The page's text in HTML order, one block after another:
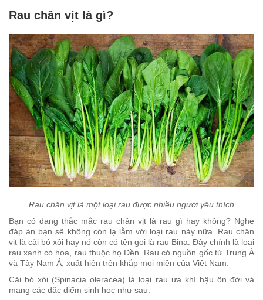
Rau chân vịt là gì?
Rau chân vịt là một loại rau được nhiều người yêu thích
Bạn có đang thắc mắc rau chân vịt là rau gì hay không? Nghe
đáp án bạn sẽ không còn lạ lẫm với loại rau này nữa. Rau chân
vịt là cải bó xôi hay nó còn có tên gọi là rau Bina. Đây chính là loại
rau xanh có hoa, rau thuộc họ Dền. Rau có nguồn gốc từ Trung Á
và Tây Nam Á, xuất hiện trên khắp mọi miền của Việt Nam.
Cải bó xôi (Spinacia oleracea) là loại rau ưa khí hậu ôn đới và
mang các đặc điểm sinh học như sau: